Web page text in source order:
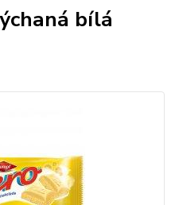
bílá